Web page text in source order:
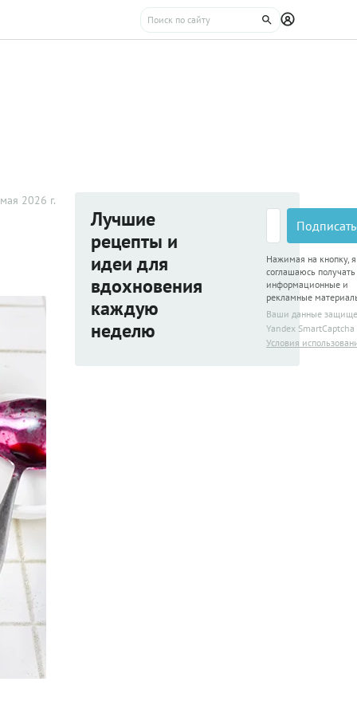
2026 г.
Лучшие
рецепты и
идеи для
вдохновения
каждую
неделю
Нажимая на кнопку, я
соглашаюсь получать
информационные и
рекламные
Ваши данные
Yandex SmartCaptcha
Условия